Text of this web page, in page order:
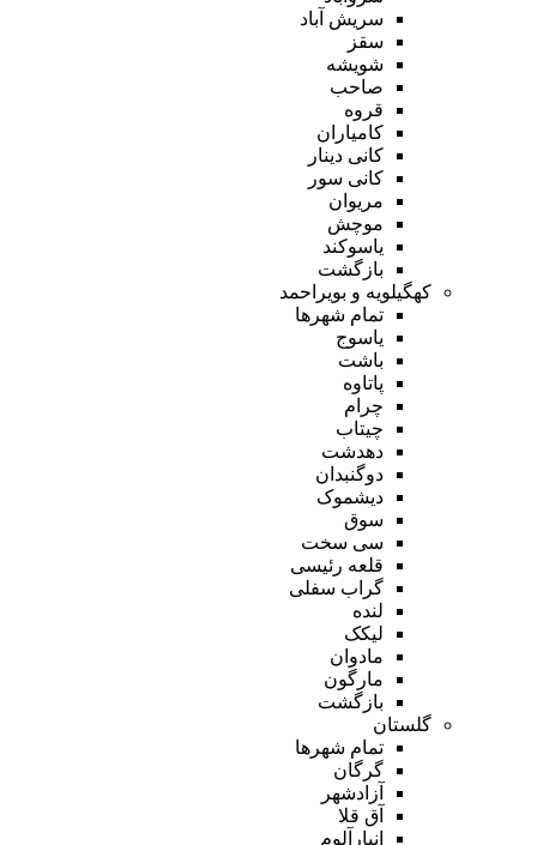
سریش آباد
سقز
شویشه
صاحب
قروه
کامیاران
کانی دینار
کانی سور
مریوان
موچش
یاسوکند
بازگشت
کهگیلویه و بویراحمد
تمام شهر‌ها
یاسوج
باشت
پاتاوه
چرام
چیتاب
دهدشت
دوگنبدان
دیشموک
سوق
سی سخت
قلعه رئیسی
گراب سفلی
لنده
لیکک
مادوان
مارگون
بازگشت
گلستان
تمام شهر‌ها
گرگان
آزادشهر
آق قلا
انبارآلوم